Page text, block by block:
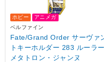
ホビー
アニメガ
ベルファイン
Fate/Grand Order サーヴァ
トキーホルダー 283 ルーラ
メタトロン・ジャンヌ